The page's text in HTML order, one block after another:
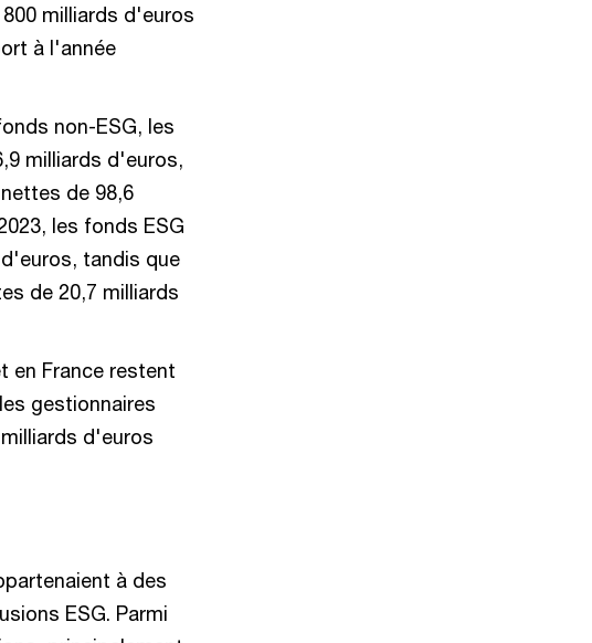
milliards d'euros
à l'année
non-ESG, les
milliards d'euros,
de 98,6
les fonds ESG
tandis que
de 20,7 milliards
en France restent
gestionnaires
d'euros
à des
ESG. Parmi